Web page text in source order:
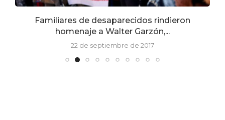
Familiares de desaparecidos rindieron
homenaje a Walter Garzón,...
22 de septiembre de 2017